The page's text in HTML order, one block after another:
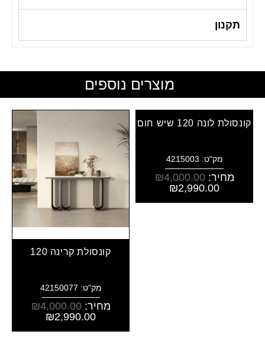
תקנון
מוצרים נוספים
קונסולת לונה 120 שיש חום
מק"ט: 4215003
מחיר: ₪4,000.00
₪2,990.00
קונסולת קרינה 120
מק"ט: 42150077
מחיר: ₪4,000.00
₪2,990.00